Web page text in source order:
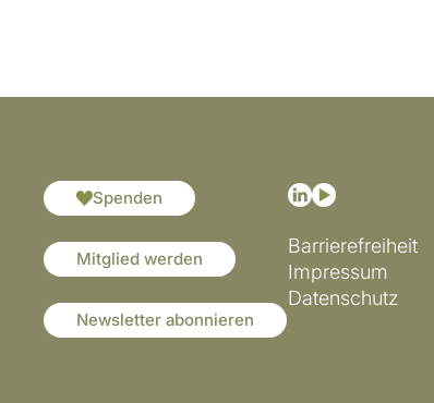
Spenden
Mitglied werden
Newsletter abonnieren
Barrierefreiheit
Impressum
Datenschutz